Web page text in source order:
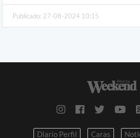
Publicado: 27-08-2024 10:15
Diario Perfil Caras